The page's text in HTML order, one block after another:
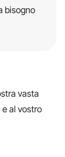
bisogno
vasta
al vostro